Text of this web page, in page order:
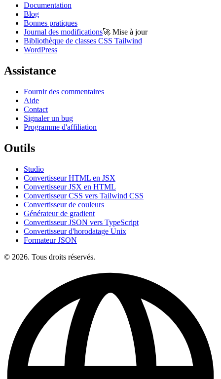
Documentation
Blog
Bonnes pratiques
Journal des modifications🚀 Mise à jour
Bibliothèque de classes CSS Tailwind
WordPress
Assistance
Fournir des commentaires
Aide
Contact
Signaler un bug
Programme d'affiliation
Outils
Studio
Convertisseur HTML en JSX
Convertisseur JSX en HTML
Convertisseur CSS vers Tailwind CSS
Convertisseur de couleurs
Générateur de gradient
Convertisseur JSON vers TypeScript
Convertisseur d'horodatage Unix
Formateur JSON
© 2026. Tous droits réservés.